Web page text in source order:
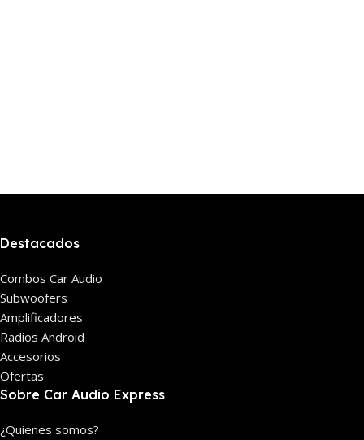
Destacados
Combos Car Audio
Subwoofers
Amplificadores
Radios Android
Accesorios
Ofertas
Sobre Car Audio Express
¿Quienes somos?